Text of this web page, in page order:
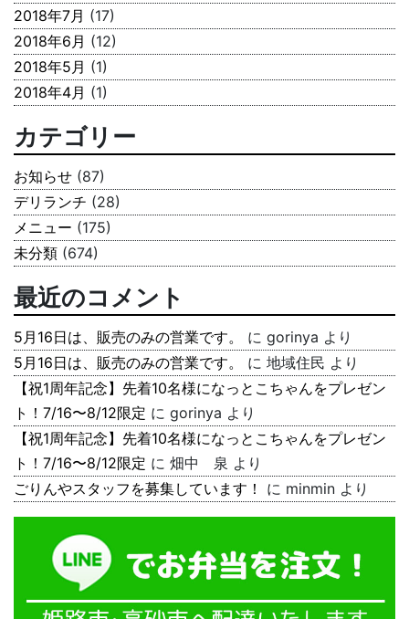
2018年7月 (17)
2018年6月 (12)
2018年5月 (1)
2018年4月 (1)
カテゴリー
お知らせ (87)
デリランチ (28)
メニュー (175)
未分類 (674)
最近のコメント
5月16日は、販売のみの営業です。 に gorinya より
5月16日は、販売のみの営業です。
に 地域住民 より
【祝1周年記念】先着10名様になっとこちゃんをプレゼン
ト！7/16〜8/12限定 に gorinya より
【祝1周年記念】先着10名様になっとこちゃんをプレゼン
ト！7/16〜8/12限定 に 畑中 泉 より
ごりんやスタッフを募集しています！
に minmin より